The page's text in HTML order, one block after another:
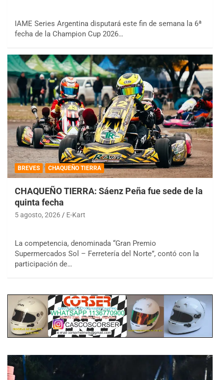
IAME Series Argentina disputará este fin de semana la 6ª
fecha de la Champion Cup 2026…
BREVES CHAQUEÑO TIERRA
CHAQUEÑO TIERRA: Sáenz Peña fue sede de la
quinta fecha
5 agosto, 2026 E-Kart
La competencia, denominada “Gran Premio
Supermercados Sol – Ferretería del Norte”, contó con la
participación de…